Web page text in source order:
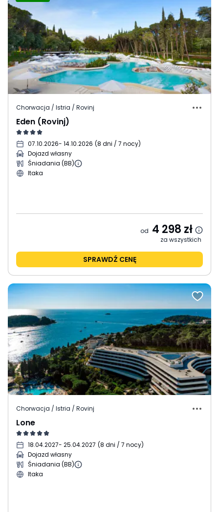
Chorwacja / Istria / Rovinj
Eden (Rovinj)
07.10.2026- 14.10.2026 (8 dni / 7 nocy)
Dojazd własny
Śniadania (BB)
Itaka
od 4 298 zł
za wszystkich
SPRAWDŹ CENĘ
Chorwacja / Istria / Rovinj
Lone
18.04.2027- 25.04.2027 (8 dni / 7 nocy)
Dojazd własny
Śniadania (BB)
Itaka